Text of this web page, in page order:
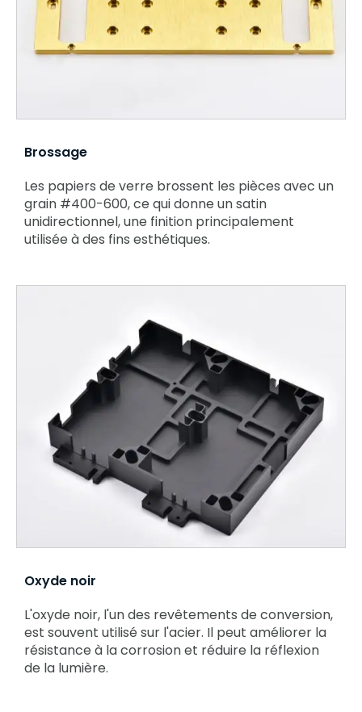
Brossage
Les papiers de verre brossent les pièces avec un
grain #400-600, ce qui donne un satin
unidirectionnel, une finition principalement
utilisée à des fins esthétiques.
Oxyde noir
L'oxyde noir, l'un des revêtements de conversion,
est souvent utilisé sur l'acier. Il peut améliorer la
résistance à la corrosion et réduire la réflexion
de la lumière.